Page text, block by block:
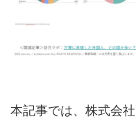
本記事では、株式会